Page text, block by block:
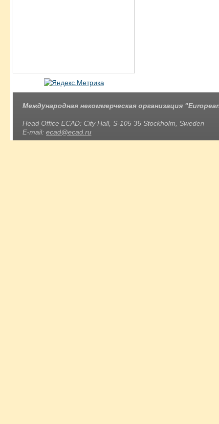
Международная некоммерческая организация
Head Office ECAD: City Hall, S-105 35 Stockholm, Sweden
E-mail: ecad@ecad.ru